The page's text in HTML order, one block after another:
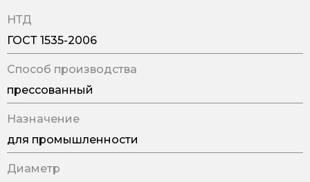
НТД
ГОСТ 1535-2006
Способ производства
прессованный
Назначение
для промышленности
Диаметр